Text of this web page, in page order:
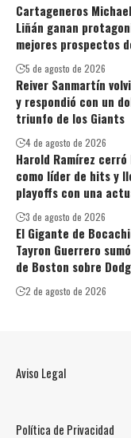
Cartageneros
Liñán ganan
mejores prospectos
5 de agosto de 2026
Reiver Sanmartín
y respondió con un
triunfo de los Giants
4 de agosto de 2026
Harold Ramírez
como líder de hits y
playoffs con una
3 de agosto de 2026
El Gigante de
Tayron Guerrero
de Boston sobre
2 de agosto de 2026
Aviso Legal
Política de Privacidad